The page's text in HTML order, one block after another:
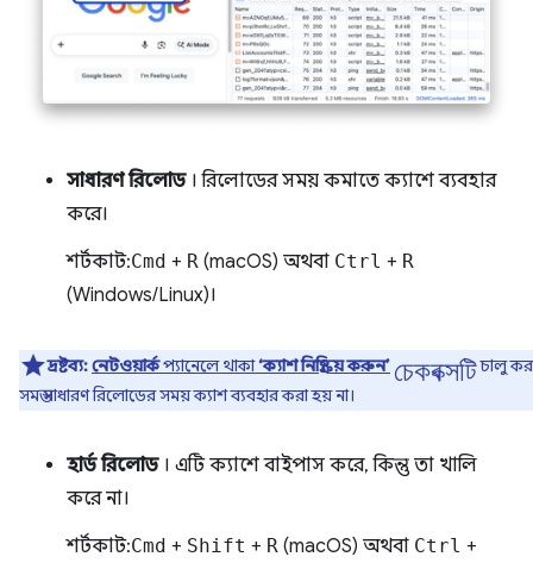
সাধারণ রিলোড। রিলোডের সময় কমাতে ক্যাশে ব্যবহার
করে।
শর্টকাট:Cmd + R (macOS) অথবা Ctrl + R
(Windows/Linux)।
দ্রষ্টব্য:নেটওয়ার্কপ্যানেলে থাকা‘ক্যাশ নিষ্ক্রিয় করুন’ চেকবক্সটিচালু
সমস্ত সাধারণ রিলোডের সময় ক্যাশ ব্যবহার করা হয় না।
হার্ড রিলোড। এটি ক্যাশে বাইপাস করে, কিন্তু তা খালি
করে না।
শর্টকাট:Cmd + Shift + R (macOS) অথবা Ctrl +